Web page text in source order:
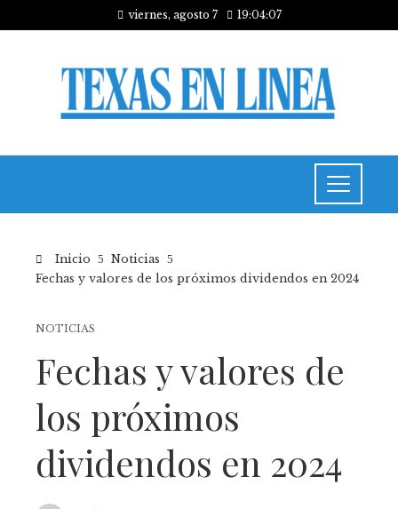
viernes, agosto 7 19:04:07
Inicio
Noticias
Fechas y valores de los próximos dividendos en 2024
NOTICIAS
Fechas y valores de
los próximos
dividendos en 2024